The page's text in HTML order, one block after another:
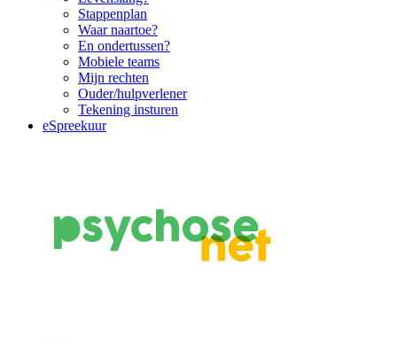
Stappenplan
Waar naartoe?
En ondertussen?
Mobiele teams
Mijn rechten
Ouder/hulpverlener
Tekening insturen
eSpreekuur